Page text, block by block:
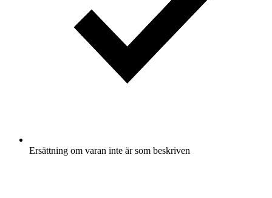
Ersättning om varan inte är som beskriven